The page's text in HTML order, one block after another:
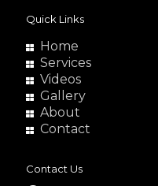
Quick Links
Home
Services
Videos
Gallery
About
Contact
Contact Us